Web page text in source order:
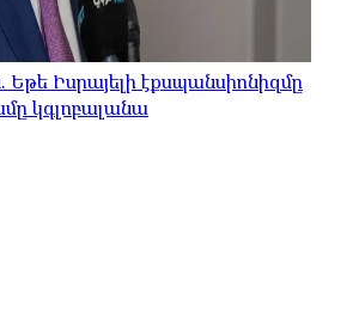
Իսրայելի էքսպանսիոնիզմը
կգլոբալանա